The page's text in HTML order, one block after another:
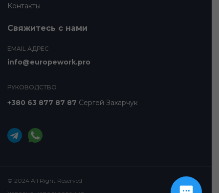
Контакты
Свяжитесь с нами
EMAIL АДРЕС
info@europework.pro
РУКОВОДСТВО
+380 63 877 87 87 Сергей Захарчук
© 2024 All Right Reserved